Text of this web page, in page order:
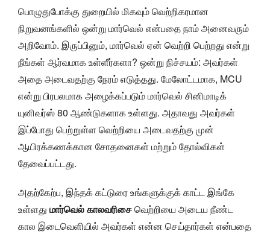
பொழுதுபோக்கு துறையில் மிகவும் வெற்றிகரமான
நிறுவனங்களில் ஒன்று மார்வெல் என்பதை நாம் அனைவரும்
அறிவோம். இருப்பினும், மார்வெல் ஏன் வெற்றி பெற்றது என்று
நீங்கள் ஆர்வமாக உள்ளீர்களா? ஒன்று நிச்சயம்: அவர்கள்
அதை அடைவதற்கு நேரம் எடுத்தது. மேலோட்டமாக, MCU
என்று பிரபலமாக அழைக்கப்படும் மார்வெல் சினிமாடிக்
யுனிவர்ஸ் 80 ஆண்டுகளாக உள்ளது. அதாவது அவர்கள்
இப்போது பெற்றுள்ள வெற்றியை அடைவதற்கு முன்
ஆயிரக்கணக்கான சோதனைகள் மற்றும் தோல்விகள்
தேவைப்பட்டது.
அதற்கேற்ப, இந்தக் கட்டுரை உங்களுக்குக் காட்ட இங்கே
உள்ளது மார்வெல் காலவரிசைவெற்றியை அடைய நீண்ட
கால இடைவெளியில் அவர்கள் என்ன செய்தார்கள் என்பதை